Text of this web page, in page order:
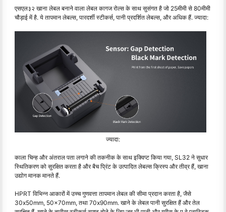
एसएल३२ खाना लेबल बनाने वाला लेबल कागज रोल्स के साथ सुसंगत है जो 25मीमी से 80मीमी
चौड़ाई में है. ये तापमान लेबल्स, पारदर्शी स्टीकर्स, पानी प्रदर्शित लेबल्स, और अधिक हैं. ज्यादा:
ज्यादा:
काला चिन्ह और अंतराल पता लगाने की तकनीक के साथ इक्विप्ट किया गया, SL32 ने सुधार
स्थितिकरण को सुरक्षित करता है और बैच प्रिंट के उत्पादित लेबल्स क्रिस्प और तीव्र हैं, खाना
उद्योग मानक मानते हैं.
HPRT विभिन्न आकारों में उच्च गुणवत्ता तापमान लेबल की सीमा प्रदान करता है, जैसे
30x50mm, 50x70mm, तथा 70x90mm. खाने के लेबल पानी सुरक्षित हैं और तेल